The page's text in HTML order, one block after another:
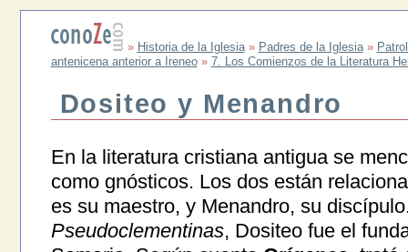
» Historia de la Iglesia» Padres de la Iglesia»
antenicena anterior a Ireneo» 7. Los Comienzos de la Literatura
Dositeo y Menandro
En la literatura cristiana antigua se
como gnósticos. Los dos están
es su maestro, y Menandro, su
Pseudoclementinas, Dositeo fue el